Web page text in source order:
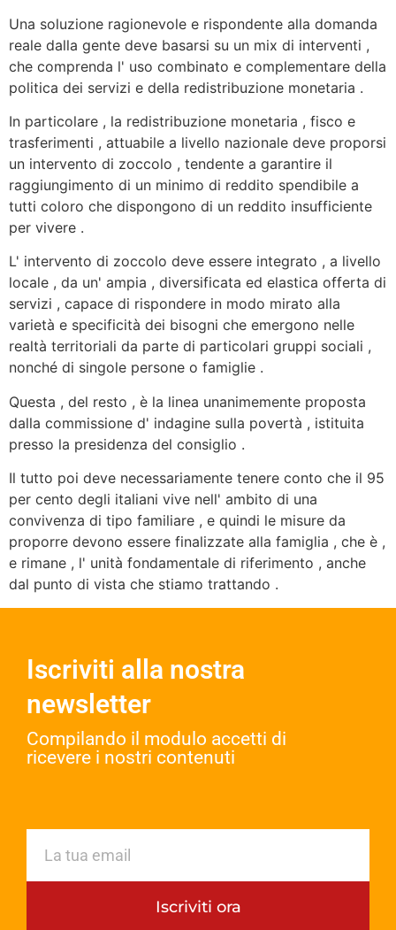
Una soluzione ragionevole e rispondente alla domanda
reale dalla gente deve basarsi su un mix di interventi ,
che comprenda l' uso combinato e complementare della
politica dei servizi e della redistribuzione monetaria .
In particolare , la redistribuzione monetaria , fisco e
trasferimenti , attuabile a livello nazionale deve proporsi
un intervento di zoccolo , tendente a garantire il
raggiungimento di un minimo di reddito spendibile a
tutti coloro che dispongono di un reddito insufficiente
per vivere .
L' intervento di zoccolo deve essere integrato , a livello
locale , da un' ampia , diversificata ed elastica offerta di
servizi , capace di rispondere in modo mirato alla
varietà e specificità dei bisogni che emergono nelle
realtà territoriali da parte di particolari gruppi sociali ,
nonché di singole persone o famiglie .
Questa , del resto , è la linea unanimemente proposta
dalla commissione d' indagine sulla povertà , istituita
presso la presidenza del consiglio .
Il tutto poi deve necessariamente tenere conto che il 95
per cento degli italiani vive nell' ambito di una
convivenza di tipo familiare , e quindi le misure da
proporre devono essere finalizzate alla famiglia , che è ,
e rimane , l' unità fondamentale di riferimento , anche
dal punto di vista che stiamo trattando .
Iscriviti alla nostra
newsletter
Compilando il modulo accetti di
ricevere i nostri contenuti​
Iscriviti ora